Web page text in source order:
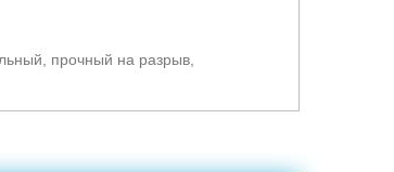
прочный на разрыв,